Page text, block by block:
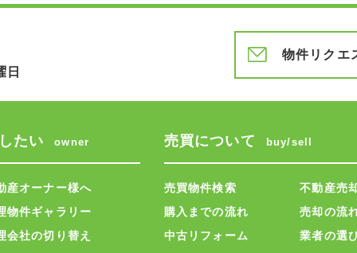
日
物件リクエ
たい owner
産オーナー様へ
物件ギャラリー
会社の切り替え
売買について buy/sell
売買物件検索
購入までの流れ
中古リフォーム
不動産売
売却の流
業者の選